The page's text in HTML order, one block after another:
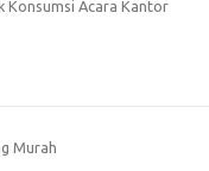
Konsumsi Acara Kantor
Murah